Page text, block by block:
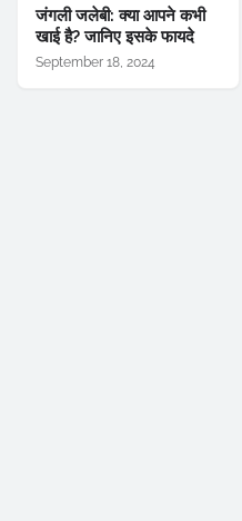
जंगली जलेबी: क्या आपने कभी
खाई है? जानिए इसके फायदे
September 18, 2024